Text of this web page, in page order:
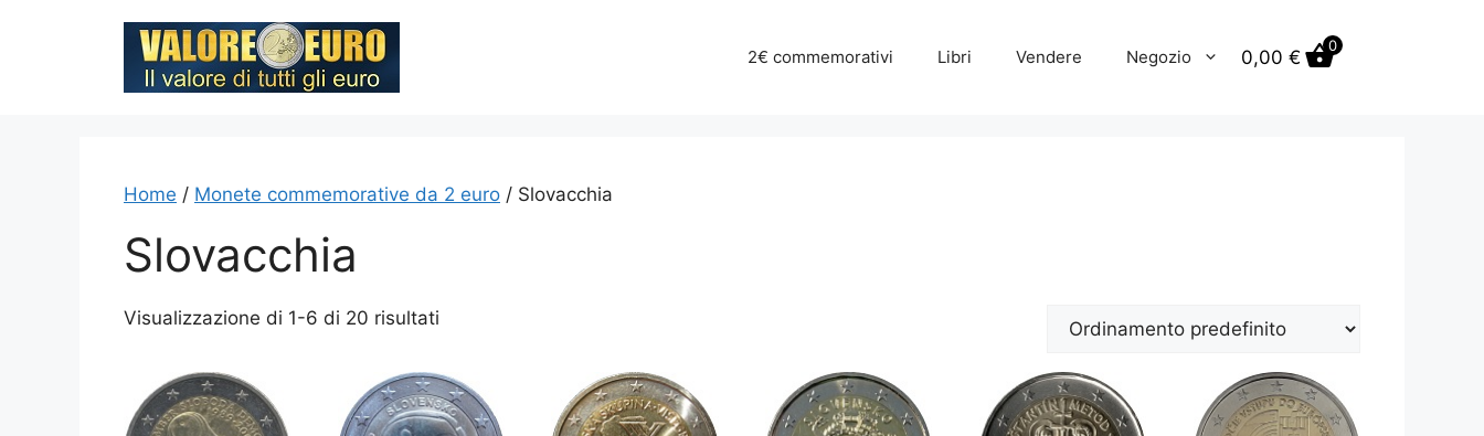
2€ commemorativi Libri Vendere Negozio 0,00 €
0
Home / Monete commemorative da 2 euro / Slovacchia
Slovacchia
Visualizzazione di 1-6 di 20 risultati